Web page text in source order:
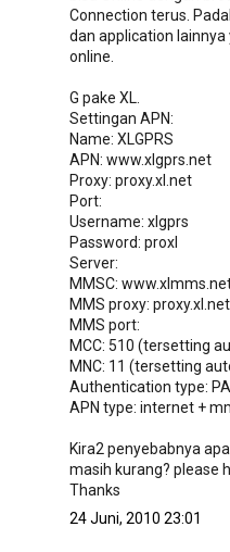
Connection terus.
dan application
online.
G pake XL.
Settingan APN:
Name: XLGPRS
APN: www.xlgprs.net
Proxy: proxy.xl.net
Port:
Username: xlgprs
Password: proxl
Server:
MMSC:
MMS proxy: proxy.xl.net
MMS port:
MCC: 510 (tersetting
MNC: 11 (tersetting
Authentication type:
APN type: internet +
Kira2 penyebabnya
masih kurang? please
Thanks
24 Juni, 2010 23:01